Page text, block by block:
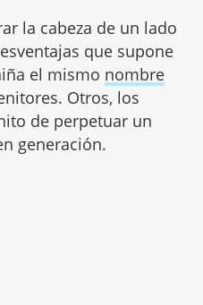
la cabeza de un lado
que supone
el mismo nombre
Otros, los
de perpetuar un
generación.